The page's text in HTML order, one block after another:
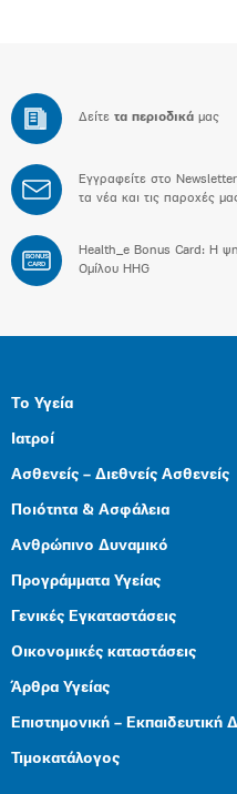
Δείτε τα περιοδικά μας
Εγγραφείτε στο
τα νέα και τις παροχές
BONUS
CARD
Health_e Bonus Card: H
Ομίλου HHG
Το Υγεία
Ιατροί
Ασθενείς – Διεθνείς Ασθενείς
Ποιότητα & Ασφάλεια
Ανθρώπινο Δυναμικό
Προγράμματα Υγείας
Γενικές Εγκαταστάσεις
Οικονομικές καταστάσεις
Άρθρα Υγείας
Επιστημονική – Εκπαιδευτική
Τιμοκατάλογος